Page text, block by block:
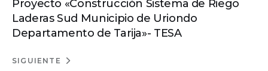
Proyecto «Construcción Sistema de Riego
Laderas Sud Municipio de Uriondo
Departamento de Tarija»- TESA
SIGUIENTE